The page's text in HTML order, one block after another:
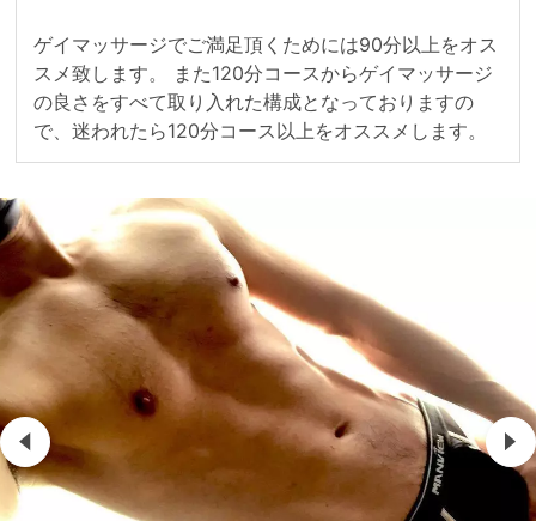
ゲイマッサージでご満足頂くためには90分以上をオス
スメ致します。 また120分コースからゲイマッサージ
の良さをすべて取り入れた構成となっておりますの
で、迷われたら120分コース以上をオススメします。